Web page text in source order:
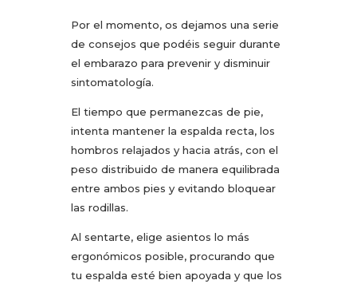
Por el momento, os dejamos una serie
de consejos que podéis seguir durante
el embarazo para prevenir y disminuir
sintomatología.
El tiempo que permanezcas de pie,
intenta mantener la espalda recta, los
hombros relajados y hacia atrás, con el
peso distribuido de manera equilibrada
entre ambos pies y evitando bloquear
las rodillas.
Al sentarte, elige asientos lo más
ergonómicos posible, procurando que
tu espalda esté bien apoyada y que los